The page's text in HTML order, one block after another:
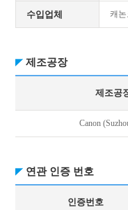
수입업체 캐
제조공장
제조공
Canon
연관 인증 번호
인증번호